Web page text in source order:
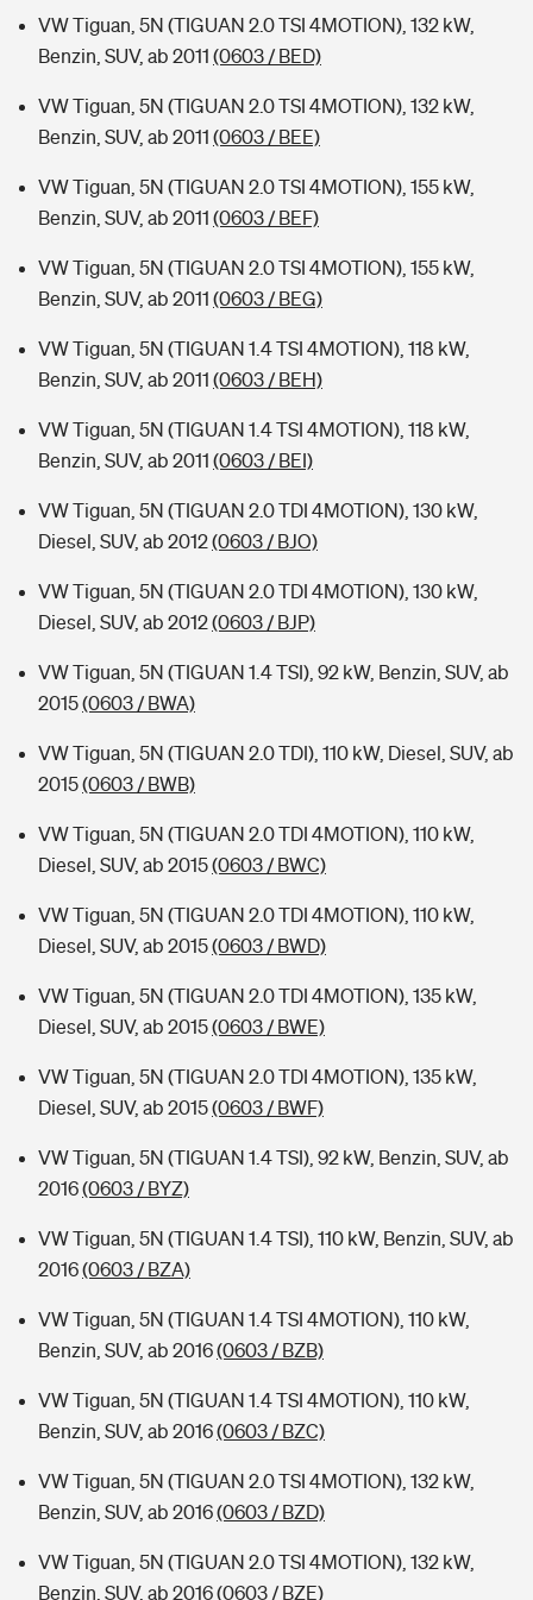
VW Tiguan, 5N (TIGUAN 2.0 TSI 4MOTION), 132 kW,
Benzin, SUV, ab 2011 (0603 / BED)
VW Tiguan, 5N (TIGUAN 2.0 TSI 4MOTION), 132 kW,
Benzin, SUV, ab 2011 (0603 / BEE)
VW Tiguan, 5N (TIGUAN 2.0 TSI 4MOTION), 155 kW,
Benzin, SUV, ab 2011 (0603 / BEF)
VW Tiguan, 5N (TIGUAN 2.0 TSI 4MOTION), 155 kW,
Benzin, SUV, ab 2011 (0603 / BEG)
VW Tiguan, 5N (TIGUAN 1.4 TSI 4MOTION), 118 kW,
Benzin, SUV, ab 2011 (0603 / BEH)
VW Tiguan, 5N (TIGUAN 1.4 TSI 4MOTION), 118 kW,
Benzin, SUV, ab 2011 (0603 / BEI)
VW Tiguan, 5N (TIGUAN 2.0 TDI 4MOTION), 130 kW,
Diesel, SUV, ab 2012(0603 / BJO)
VW Tiguan, 5N (TIGUAN 2.0 TDI 4MOTION), 130 kW,
Diesel, SUV, ab 2012(0603 / BJP)
VW Tiguan, 5N (TIGUAN 1.4 TSI), 92 kW, Benzin, SUV, ab
2015(0603 / BWA)
VW Tiguan, 5N (TIGUAN 2.0 TDI), 110 kW, Diesel, SUV, ab
2015(0603 / BWB)
VW Tiguan, 5N (TIGUAN 2.0 TDI 4MOTION), 110 kW,
Diesel, SUV, ab 2015(0603 / BWC)
VW Tiguan, 5N (TIGUAN 2.0 TDI 4MOTION), 110 kW,
Diesel, SUV, ab 2015(0603 / BWD)
VW Tiguan, 5N (TIGUAN 2.0 TDI 4MOTION), 135 kW,
Diesel, SUV, ab 2015(0603 / BWE)
VW Tiguan, 5N (TIGUAN 2.0 TDI 4MOTION), 135 kW,
Diesel, SUV, ab 2015(0603 / BWF)
VW Tiguan, 5N (TIGUAN 1.4 TSI), 92 kW, Benzin, SUV, ab
2016(0603 / BYZ)
VW Tiguan, 5N (TIGUAN 1.4 TSI), 110 kW, Benzin, SUV, ab
2016(0603 / BZA)
VW Tiguan, 5N (TIGUAN 1.4 TSI 4MOTION), 110 kW,
Benzin, SUV, ab 2016(0603 / BZB)
VW Tiguan, 5N (TIGUAN 1.4 TSI 4MOTION), 110 kW,
Benzin, SUV, ab 2016(0603 / BZC)
VW Tiguan, 5N (TIGUAN 2.0 TSI 4MOTION), 132 kW,
Benzin, SUV, ab 2016(0603 / BZD)
VW Tiguan, 5N (TIGUAN 2.0 TSI 4MOTION), 132 kW,
Benzin, SUV, ab 2016(0603 / BZE)